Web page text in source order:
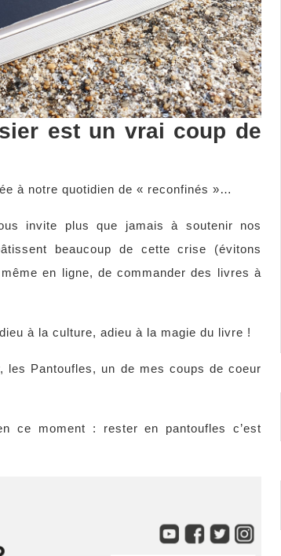
est un vrai coup de
à notre quotidien de « reconfinés »…
invite plus que jamais à soutenir nos
beaucoup de cette crise (évitons
en ligne, de commander des livres à
à la culture, adieu à la magie du livre !
Pantoufles, un de mes coups de coeur
ce moment : rester en pantoufles c’est